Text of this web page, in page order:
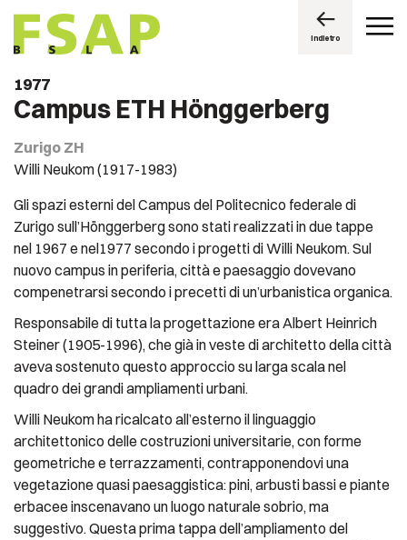
Indietro
1977
Campus ETH Hönggerberg
Zurigo ZH
Willi Neukom (1917-1983)
Gli spazi esterni del Campus del Politecnico federale di
Zurigo sull’Hönggerberg sono stati realizzati in due tappe
nel 1967 e nel1977 secondo i progetti di Willi Neukom. Sul
nuovo campus in periferia, città e paesaggio dovevano
compenetrarsi secondo i precetti di un’urbanistica organica.
Responsabile di tutta la progettazione era Albert Heinrich
Steiner (1905-1996), che già in veste di architetto della città
aveva sostenuto questo approccio su larga scala nel
quadro dei grandi ampliamenti urbani.
Willi Neukom ha ricalcato all’esterno il linguaggio
architettonico delle costruzioni universitarie, con forme
geometriche e terrazzamenti, contrapponendovi una
vegetazione quasi paesaggistica: pini, arbusti bassi e piante
erbacee inscenavano un luogo naturale sobrio, ma
suggestivo. Questa prima tappa dell’ampliamento del